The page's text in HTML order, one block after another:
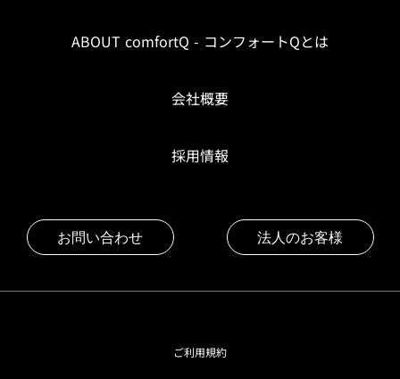
ABOUT comfortQ - コンフォートQとは
会社概要
採用情報
お問い合わせ 法人のお客様
ご利用規約